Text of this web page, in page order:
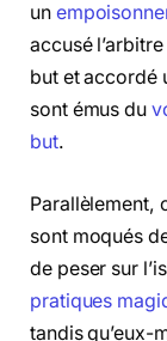
un
accusé
but et accordé
sont émus du
but.
Parallèlement,
sont moqués
de peser sur
pratiques
tandis qu’eux-